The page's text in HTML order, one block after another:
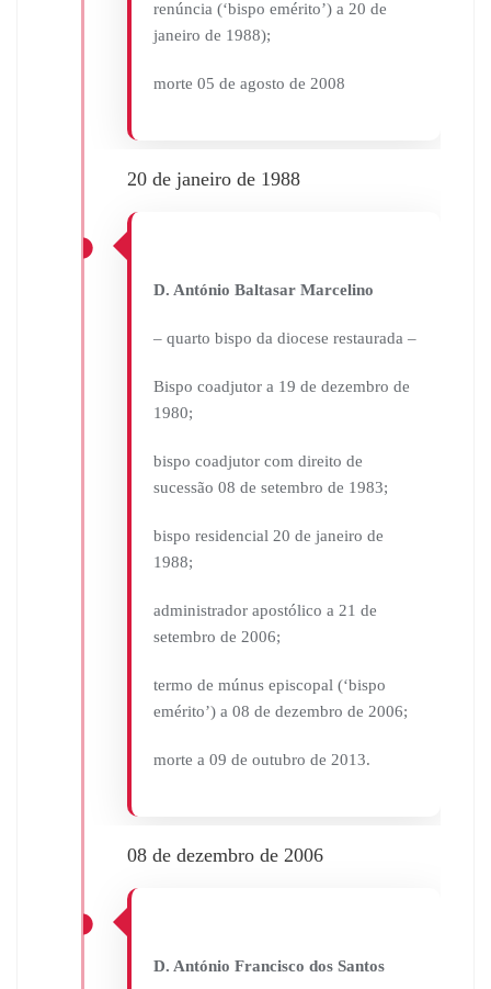
renúncia (‘bispo emérito’) a 20 de
janeiro de 1988);
morte 05 de agosto de 2008
20 de janeiro de 1988
D. António Baltasar Marcelino
– quarto bispo da diocese restaurada –
Bispo coadjutor a 19 de dezembro de
1980;
bispo coadjutor com direito de
sucessão 08 de setembro de 1983;
bispo residencial 20 de janeiro de
1988;
administrador apostólico a 21 de
setembro de 2006;
termo de múnus episcopal (‘bispo
emérito’) a 08 de dezembro de 2006;
morte a 09 de outubro de 2013.
08 de dezembro de 2006
D. António Francisco dos Santos